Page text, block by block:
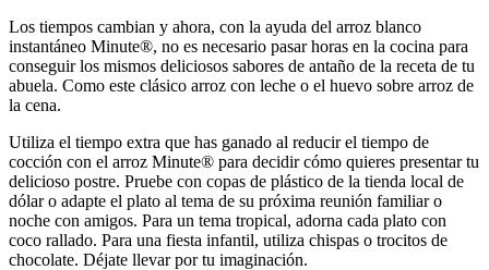
Los tiempos cambian y ahora, con la ayuda del arroz blanco
instantáneo Minute®, no es necesario pasar horas en la cocina para
conseguir los mismos deliciosos sabores de antaño de la receta de tu
abuela. Como este clásico arroz con leche o el huevo sobre arroz de
la cena.
Utiliza el tiempo extra que has ganado al reducir el tiempo de
cocción con el arroz Minute® para decidir cómo quieres presentar tu
delicioso postre. Pruebe con copas de plástico de la tienda local de
dólar o adapte el plato al tema de su próxima reunión familiar o
noche con amigos. Para un tema tropical, adorna cada plato con
coco rallado. Para una fiesta infantil, utiliza chispas o trocitos de
chocolate. Déjate llevar por tu imaginación.